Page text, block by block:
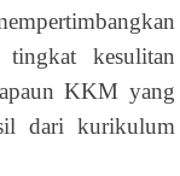
kesulitan
KKM yang
dari kurikulum